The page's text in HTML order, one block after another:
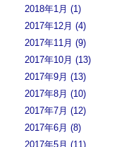
2018年1月 (1)
2017年12月 (4)
2017年11月 (9)
2017年10月 (13)
2017年9月 (13)
2017年8月 (10)
2017年7月 (12)
2017年6月 (8)
2017年5月 (11)